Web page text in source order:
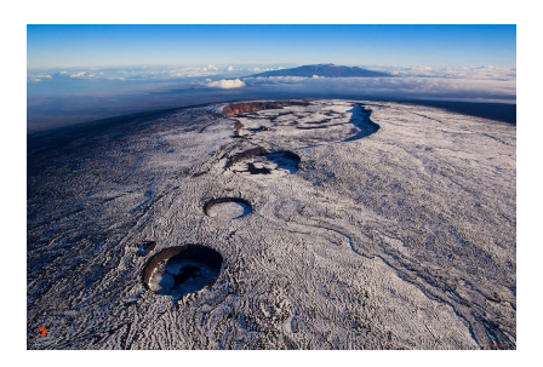
Italie
/
Sicile
:
Etna
,
Kamchatka
:
Ebeko
,
Indonesie
:
Merapi
,
Hawaii
:
Kilauea
,
Costa
Rica